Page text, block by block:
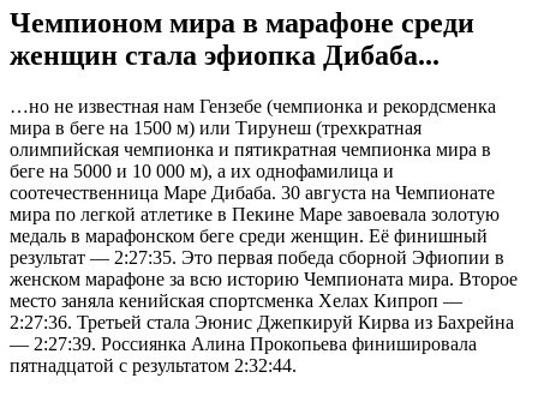
Чемпионом мира в марафоне среди
женщин стала эфиопка Дибаба...
…но не известная нам Гензебе (чемпионка и рекордсменка
мира в беге на 1500 м) или Тирунеш (трехкратная
олимпийская чемпионка и пятикратная чемпионка мира в
беге на 5000 и 10 000 м), а их однофамилица и
соотечественница Маре Дибаба. 30 августа на Чемпионате
мира по легкой атлетике в Пекине Маре завоевала золотую
медаль в марафонском беге среди женщин. Её финишный
результат — 2:27:35. Это первая победа сборной Эфиопии в
женском марафоне за всю историю Чемпионата мира. Второе
место заняла кенийская спортсменка Хелах Кипроп —
2:27:36. Третьей стала Эюнис Джепкируй Кирва из Бахрейна
— 2:27:39. Россиянка Алина Прокопьева финишировала
пятнадцатой с результатом 2:32:44.